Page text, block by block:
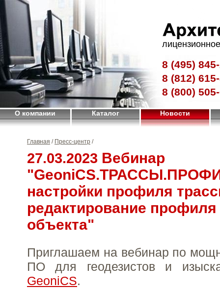
8 (495)
8 (812)
8 (800)
О компании Каталог Новости
Главная / Пресс-центр /
27.03.2023 Вебинар
настройки профиля
редактирование профиля
объекта"
Приглашаем на вебинар по
ПО для геодезистов и
GeoniCS.